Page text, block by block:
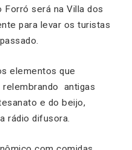
Forró será na Villa dos
para levar os turistas
elementos que
relembrando antigas
e do beijo,
rádio difusora.